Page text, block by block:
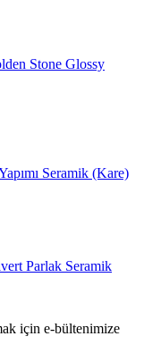
Stone Glossy
Seramik (Kare)
Parlak Seramik
için e-bültenimize